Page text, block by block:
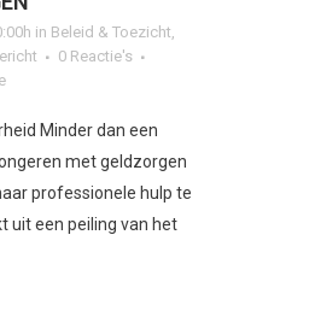
in Beleid & Toezicht
0 Reactie's
Minder dan een
met geldzorgen
professionele hulp te
uit een peiling van het